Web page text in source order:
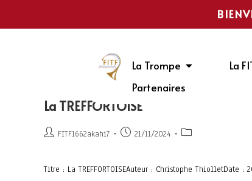
La Trompe La
Partenaires
La TREFFORTOISE
FITF1662akahi7 21/11/2024
Titre : La TREFFORTOISEAuteur : Christophe